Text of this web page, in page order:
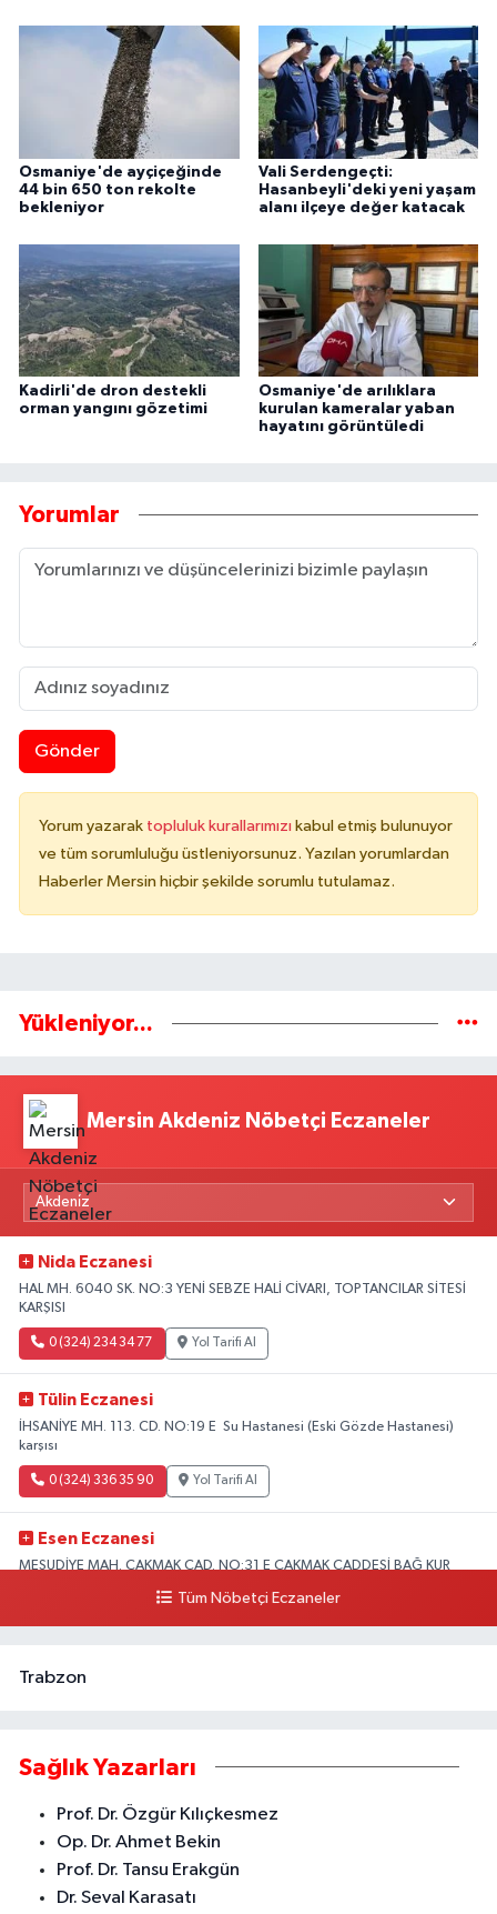
Osmaniye'de ayçiçeğinde
44 bin 650 ton rekolte
bekleniyor
Vali Serdengeçti:
Hasanbeyli'deki yeni yaşam
alanı ilçeye değer katacak
Kadirli'de dron destekli
orman yangını gözetimi
Osmaniye'de arılıklara
kurulan kameralar yaban
hayatını görüntüledi
Yorumlar
Gönder
Yorum yazarak topluluk kurallarımızı kabul etmiş bulunuyor
ve tüm sorumluluğu üstleniyorsunuz. Yazılan yorumlardan
Haberler Mersin hiçbir şekilde sorumlu tutulamaz.
Yükleniyor...
Mersin Akdeniz Nöbetçi Eczaneler
Nida Eczanesi
HAL MH. 6040 SK. NO:3 YENİ SEBZE HALİ CİVARI, TOPTANCILAR SİTESİ
KARŞISI
0 (324) 234 34 77 Yol Tarifi Al
Tülin Eczanesi
İHSANİYE MH. 113. CD. NO:19 E Su Hastanesi (Eski Gözde Hastanesi)
karşısı
0 (324) 336 35 90 Yol Tarifi Al
Esen Eczanesi
MESUDİYE MAH. ÇAKMAK CAD. NO:31 E ÇAKMAK CADDESİ BAĞ KUR
Tüm Nöbetçi Eczaneler
Trabzon
Sağlık Yazarları
Prof. Dr. Özgür Kılıçkesmez
Op. Dr. Ahmet Bekin
Prof. Dr. Tansu Erakgün
Dr. Seval Karasatı